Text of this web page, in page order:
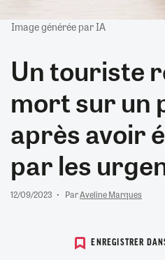
Image générée par IA
Un touriste
mort sur un
après avoir
par les
12/09/2023 ParAveline Marques
ENREGISTRER